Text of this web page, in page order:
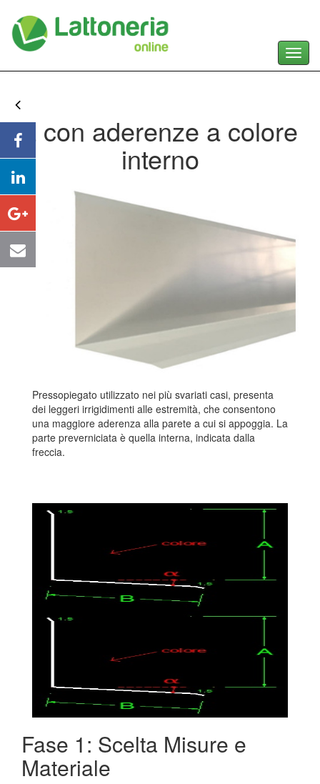
L con aderenze a colore
interno
Pressopiegato utilizzato nei più svariati casi, presenta
dei leggeri irrigidimenti alle estremità, che consentono
una maggiore aderenza alla parete a cui si appoggia. La
parte preverniciata è quella interna, indicata dalla
freccia.
Fase 1: Scelta Misure e
Materiale